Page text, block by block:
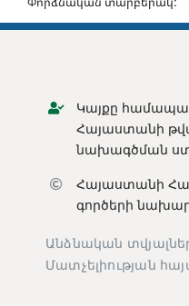
Կայքը
Հայաստանի
նախագծման
Հայաստանի
գործերի
Անձնական
Մատչելիության